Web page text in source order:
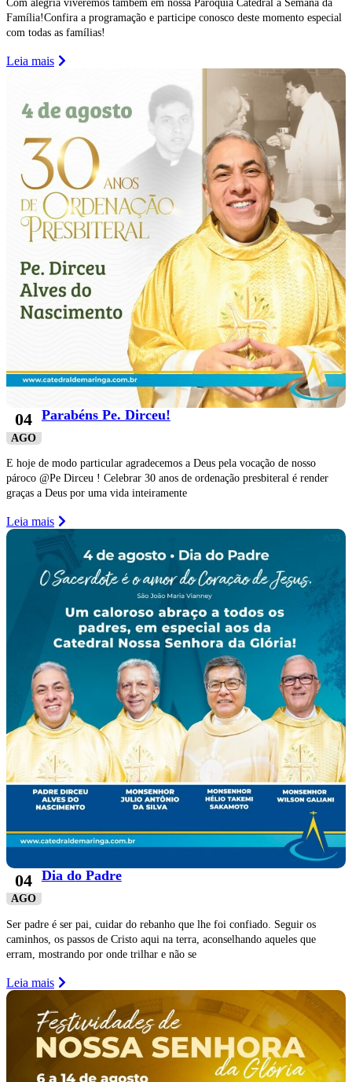
Família!Confira a programação e participe conosco deste momento especial
com todas as famílias!
Leia mais
04
AGO
Parabéns Pe. Dirceu!
E hoje de modo particular agradecemos a Deus pela vocação de nosso
pároco @Pe Dirceu ! Celebrar 30 anos de ordenação presbiteral é render
graças a Deus por uma vida inteiramente
Leia mais
04
AGO
Dia do Padre
Ser padre é ser pai, cuidar do rebanho que lhe foi confiado. Seguir os
caminhos, os passos de Cristo aqui na terra, aconselhando aqueles que
erram, mostrando por onde trilhar e não se
Leia mais